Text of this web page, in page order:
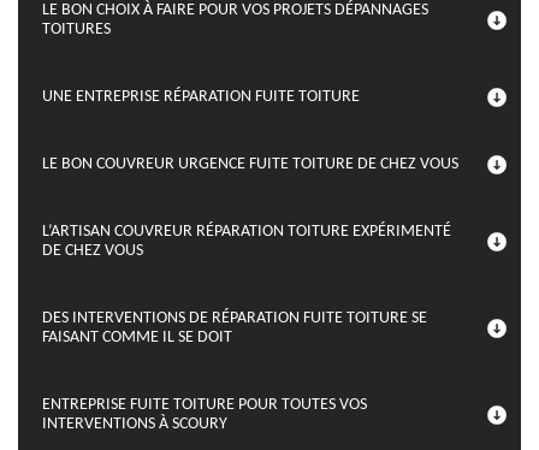
LE BON CHOIX À FAIRE POUR VOS PROJETS DÉPANNAGES
TOITURES
UNE ENTREPRISE RÉPARATION FUITE TOITURE
LE BON COUVREUR URGENCE FUITE TOITURE DE CHEZ VOUS
L’ARTISAN COUVREUR RÉPARATION TOITURE EXPÉRIMENTÉ
DE CHEZ VOUS
DES INTERVENTIONS DE RÉPARATION FUITE TOITURE SE
FAISANT COMME IL SE DOIT
ENTREPRISE FUITE TOITURE POUR TOUTES VOS
INTERVENTIONS À SCOURY